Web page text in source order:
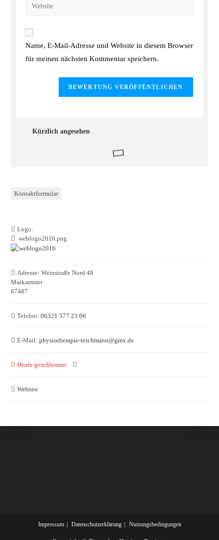
Name, E-Mail-Adresse und Website in diesem Browser
für meinen nächsten Kommentar speichern.
Kürzlich angesehen
Kontaktformular
Logo:
weblogo2016.png
Adresse: Weinstraße Nord 48
Maikammer
67487
Telefon: 06321 577 23 06
E-Mail: physiotherapie-teichmann@gmx.de
Heute geschlossen:
Website
Impressum Datenschutzerklärung Nutzungsbedingungen